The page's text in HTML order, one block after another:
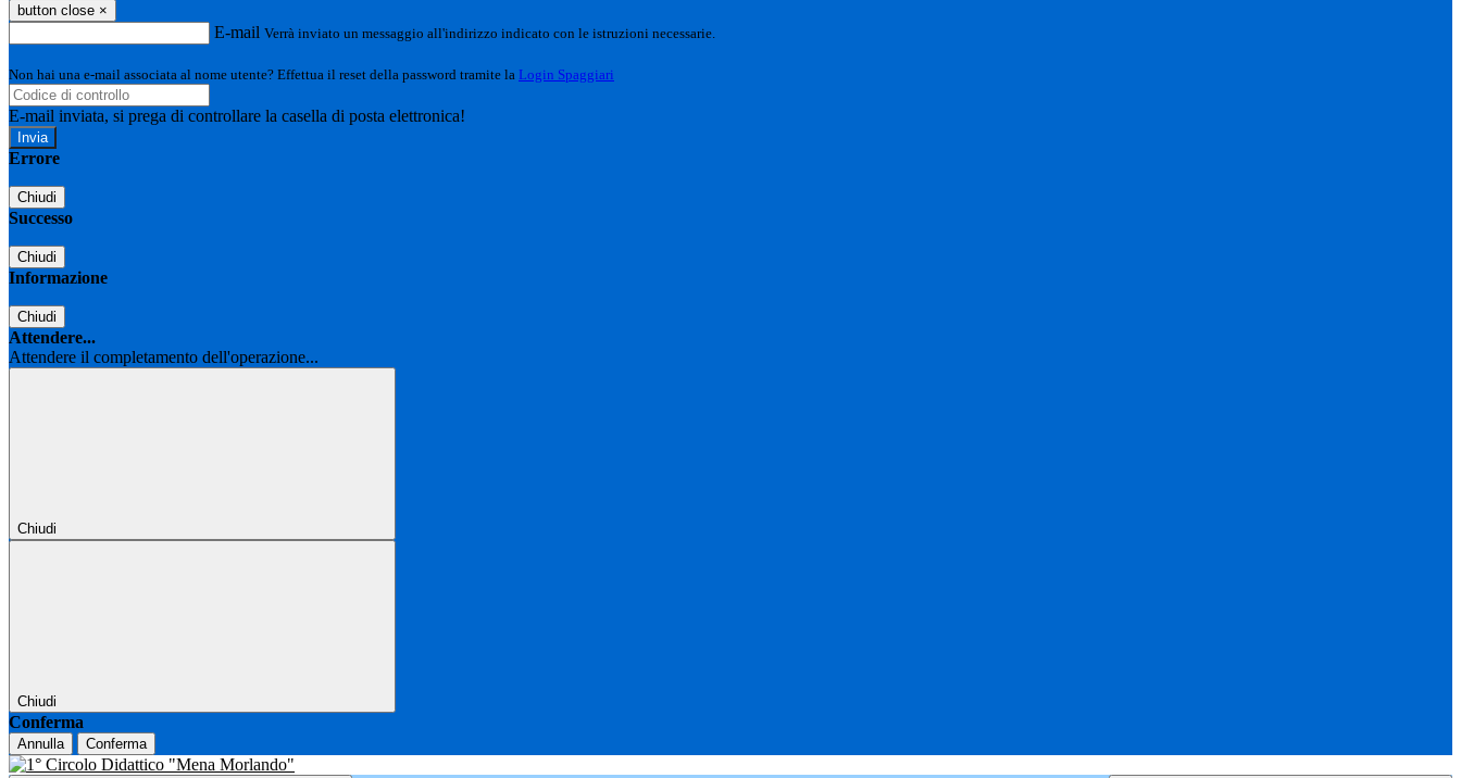
button close ×
E-mail Verrà inviato un messaggio all'indirizzo indicato con le istruzioni necessarie.
Non hai una e-mail associata al nome utente? Effettua il reset della password tramite la Login Spaggiari
E-mail inviata, si prega di controllare la casella di posta elettronica!
Errore
Chiudi
Successo
Chiudi
Informazione
Chiudi
Attendere...
Attendere il completamento dell'operazione...
Chiudi
Chiudi
Conferma
Annulla Conferma